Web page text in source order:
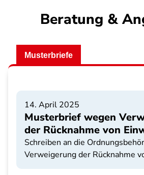
Beratung &
Musterbriefe
14. April 2025
Musterbrief wegen
der Rücknahme von
Schreiben an die
Verweigerung der Rücknahme